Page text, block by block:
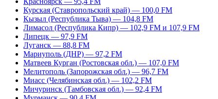
Курская (Ставропольский край) — 100,0 FM
Кызыл (Республика Тыва) — 104,8 FM
Лимасол (Республика Кипр) — 102,9 FM и 107,9 FM
Липецк — 97,9 FM
Луганск — 88,8 FM
Мариуполь (ДНР) — 97,2 FM
Матвеев Курган (Ростовская обл.) — 107,0 FM
Мелитополь (Запорожская обл.) — 96,7 FM
Миасс (Челябинская обл.) — 102,2 FM
Мичуринск (Тамбовская обл.) — 92,4 FM